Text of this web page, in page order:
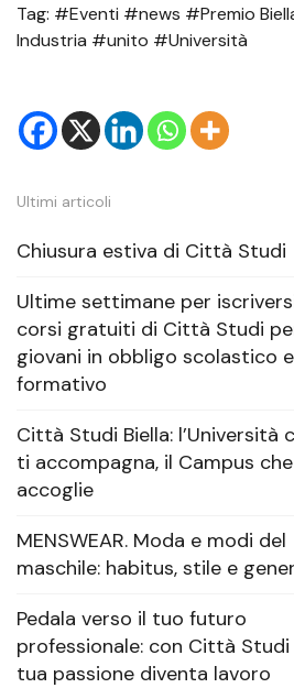
Tag: #Eventi #news #Premio
Industria #unito #Università
Ultimi articoli
Chiusura estiva di Città Studi
Ultime settimane per
corsi gratuiti di Città Studi
giovani in obbligo scolastico e
formativo
Città Studi Biella: l’Università
ti accompagna, il Campus
accoglie
MENSWEAR. Moda e modi del
maschile: habitus, stile e
Pedala verso il tuo futuro
professionale: con Città Studi
tua passione diventa lavoro